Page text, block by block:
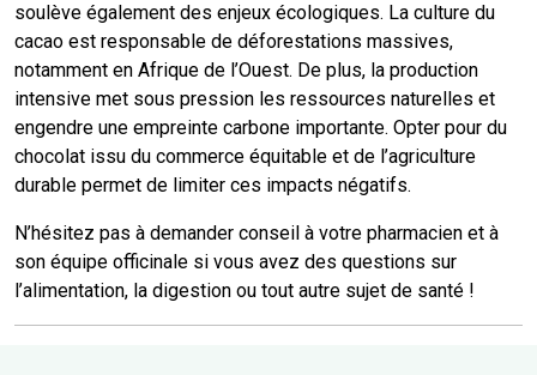
soulève également des enjeux écologiques. La culture du
cacao est responsable de déforestations massives,
notamment en Afrique de l’Ouest. De plus, la production
intensive met sous pression les ressources naturelles et
engendre une empreinte carbone importante. Opter pour du
chocolat issu du commerce équitable et de l’agriculture
durable permet de limiter ces impacts négatifs.
N’hésitez pas à demander conseil à votre pharmacien et à
son équipe officinale si vous avez des questions sur
l’alimentation, la digestion ou tout autre sujet de santé !